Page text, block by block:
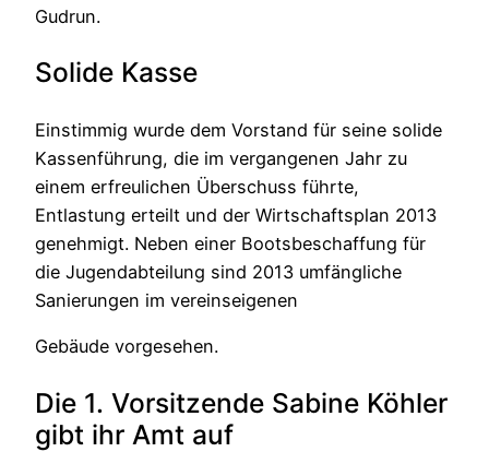
Gudrun.
Solide Kasse
Einstimmig wurde dem Vorstand für seine solide
Kassenführung, die im vergangenen Jahr zu
einem erfreulichen Überschuss führte,
Entlastung erteilt und der Wirtschaftsplan 2013
genehmigt. Neben einer Bootsbeschaffung für
die Jugendabteilung sind 2013 umfängliche
Sanierungen im vereinseigenen
Gebäude vorgesehen.
Die 1. Vorsitzende Sabine Köhler
gibt ihr Amt auf